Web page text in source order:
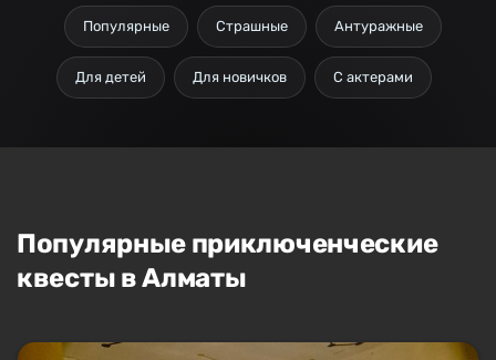
Популярные Страшные Антуражные
Для детей Для новичков С актерами
Популярные приключенческие
квесты в Алматы